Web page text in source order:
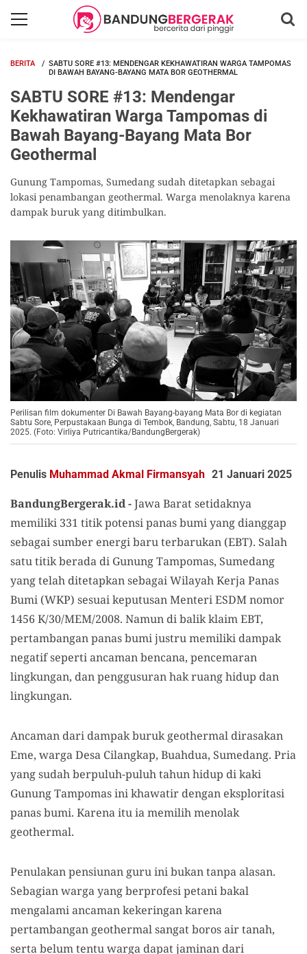
BERITA
SABTU SORE #13: MENDENGAR KEKHAWATIRAN WARGA TAMPOMAS
DI BAWAH BAYANG-BAYANG MATA BOR GEOTHERMAL
SABTU SORE #13: Mendengar
Kekhawatiran Warga Tampomas di
Bawah Bayang-Bayang Mata Bor
Geothermal
Gunung Tampomas, Sumedang sudah ditetapkan sebagai
lokasi penambangan geothermal. Warga menolaknya karena
dampak buruk yang ditimbulkan.
Perilisan film dokumenter Di Bawah Bayang-bayang Mata Bor di kegiatan
Sabtu Sore, Perpustakaan Bunga di Tembok, Bandung, Sabtu, 18 Januari
2025. (Foto: Virliya Putricantika/BandungBergerak)
Penulis Muhammad Akmal Firmansyah 21 Januari 2025
BandungBergerak.id -Jawa Barat setidaknya
memiliki 331 titik potensi panas bumi yang dianggap
sebagai sumber energi baru terbarukan (EBT). Salah
satu titik berada di Gunung Tampomas, Sumedang
yang telah ditetapkan sebagai Wilayah Kerja Panas
Bumi (WKP) sesuai keputusan Menteri ESDM nomor
1456 K/30/MEM/2008. Namun di balik klaim EBT,
pertambangan panas bumi justru memiliki dampak
negatif seperti ancaman bencana, pencemaran
lingkungan, dan penggusuran hak ruang hidup dan
lingkungan.
Ancaman dari dampak buruk geothermal dirasakan
Eme, warga Desa Cilangkap, Buahdua, Sumedang. Pria
yang sudah berpuluh-puluh tahun hidup di kaki
Gunung Tampomas ini khawatir dengan eksploritasi
panas bumi. Karena itu ia memilih menolak
geothermal.
Penulakan pensiunan guru ini bukan tanpa alasan.
Sebagian warga yang berprofesi petani bakal
mengalami ancaman kekeringan karena
pertambangan geothermal sangat boros air tanah,
serta belum tentu warga dapat jaminan dari